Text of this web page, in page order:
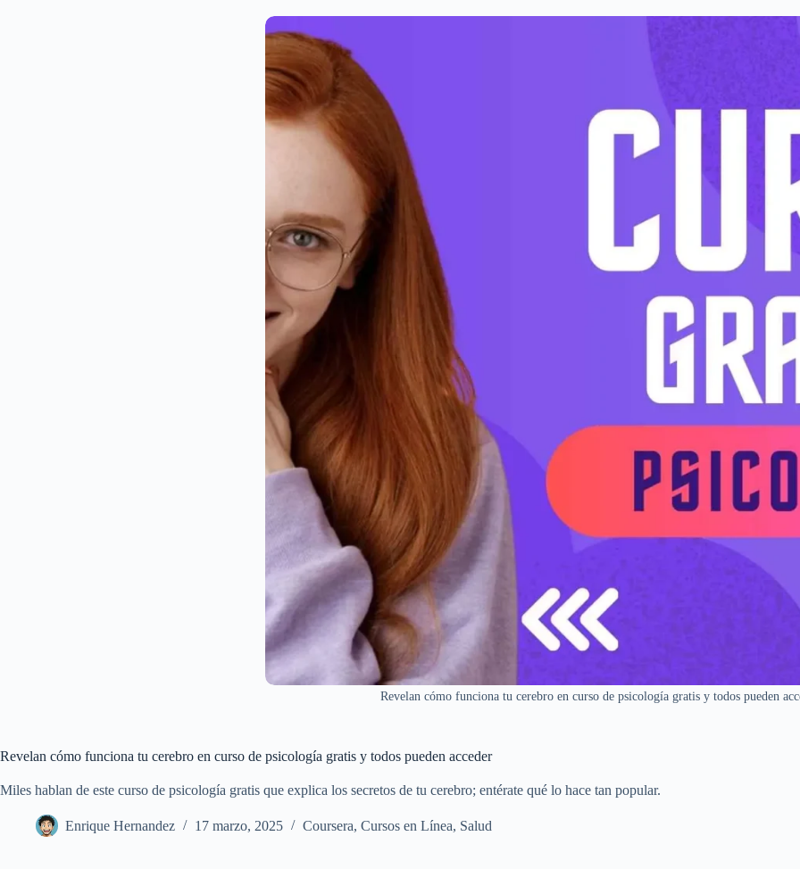
Revelan cómo funciona tu cerebro en curso de psicología gratis y todos pueden
Revelan cómo funciona tu cerebro en curso de psicología gratis y todos pueden acceder
Miles hablan de este curso de psicología gratis que explica los secretos de tu cerebro; entérate qué lo hace tan popular.
Enrique Hernandez 17 marzo, 2025 Coursera, Cursos en Línea, Salud